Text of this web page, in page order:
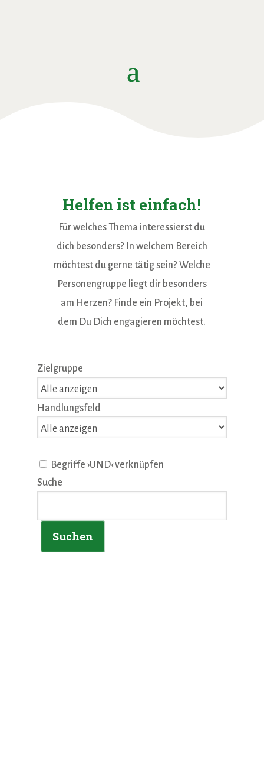
Helfen ist einfach!
Für welches Thema interessierst du
dich besonders? In welchem Bereich
möchtest du gerne tätig sein? Welche
Personengruppe liegt dir besonders
am Herzen? Finde ein Projekt, bei
dem Du Dich engagieren möchtest.
Zielgruppe
Handlungsfeld
Begriffe ›UND‹ verknüpfen
Suche
Suchen